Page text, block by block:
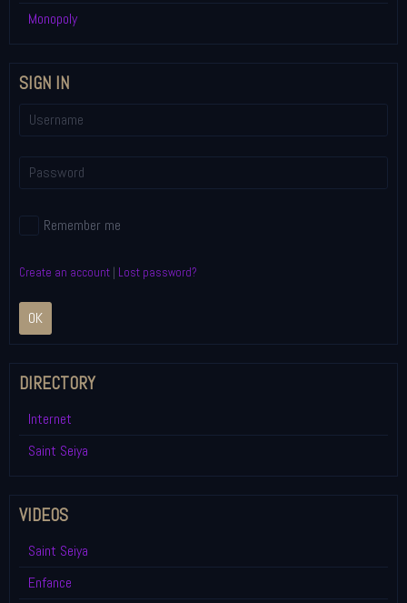
Monopoly
SIGN IN
Remember me
Create an account | Lost password?
OK
DIRECTORY
Internet
Saint Seiya
VIDEOS
Saint Seiya
Enfance